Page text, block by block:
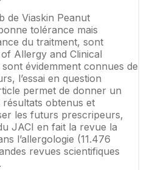
de Viaskin Peanut
tolérance mais
du traitment, sont
Allergy and Clinical
évidemment connues de
l’essai en question
permet de donner un
obtenus et
les futurs prescripeurs,
JACI en fait la revue la
l’allergologie (11.476
revues scientifiques